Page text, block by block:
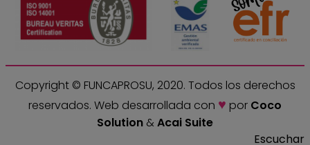
Escuchar
Copyright © FUNCAPROSU, 2020. Todos los derechos
reservados. Web desarrollada con ♥ por Coco
Solution & Acai Suite